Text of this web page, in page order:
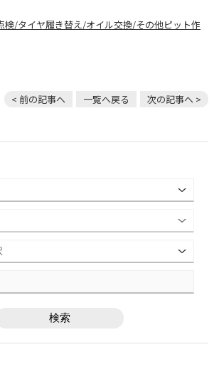
検/タイヤ履き替え/オイル交換/その他ピット作
< 前の記事へ 一覧へ戻る 次の記事へ >